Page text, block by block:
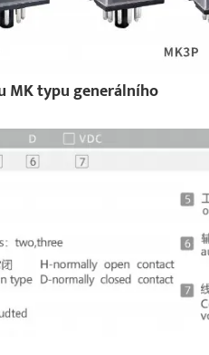
MK typu generálního